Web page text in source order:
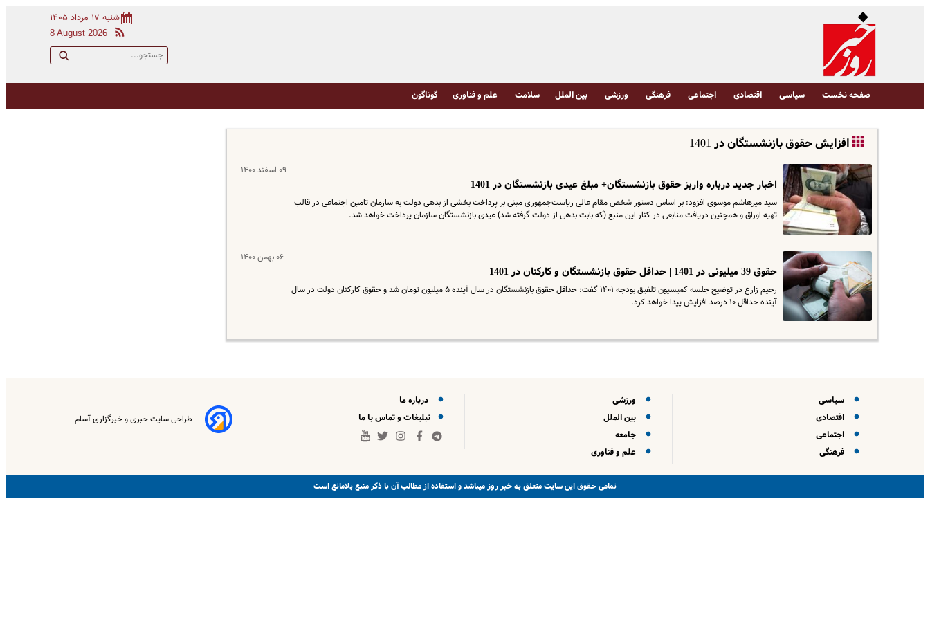
شنبه ۱۷ مرداد ۱۴۰۵
8 August 2026
صفحه نخست سیاسی اقتصادی اجتماعی فرهنگی ورزشی بین الملل سلامت علم و فناوری گوناگون
افزایش حقوق بازنشستگان در 1401
۰۹ اسفند ۱۴۰۰
اخبار جدید درباره واریز حقوق بازنشستگان+ مبلغ عیدی بازنشستگان در 1401
سید میرهاشم موسوی افزود: بر اساس دستور شخص مقام عالی ریاست‌جمهوری مبنی بر پرداخت بخشی از بدهی دولت به سازمان تامین اجتماعی در قالب
تهیه اوراق و همچنین دریافت منابعی در کنار این منبع (که بابت بدهی از دولت گرفته شد) عیدی بازنشستگان سازمان پرداخت خواهد شد.
۰۶ بهمن ۱۴۰۰
حقوق 39 میلیونی در 1401 | حداقل حقوق بازنشستگان و کارکنان در 1401
رحیم زارع در توضیح جلسه کمیسیون تلفیق بودجه ۱۴۰۱ گفت: حداقل حقوق بازنشستگان در سال آینده ۵ میلیون تومان شد و حقوق کارکنان دولت در سال
آینده حداقل ۱۰ درصد افزایش پیدا خواهد کرد.
سیاسی
اقتصادی
اجتماعی
فرهنگی
ورزشی
بین الملل
جامعه
علم و فناوری
درباره ما
تبلیغات و تماس با ما
طراحی سایت خبری و خبرگزاری آسام
تمامی حقوق این سایت متعلق بهخبر روزمیباشد و استفاده از مطالب آن با ذکر منبع بلامانع است